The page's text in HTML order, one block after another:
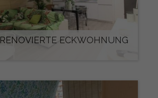
RENOVIERTE ECKWOHNUNG